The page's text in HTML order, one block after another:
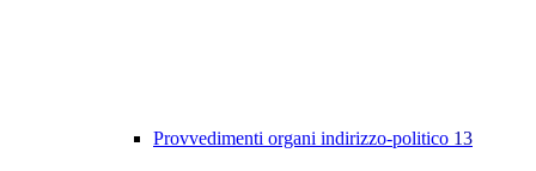
Provvedimenti organi indirizzo-politico 13